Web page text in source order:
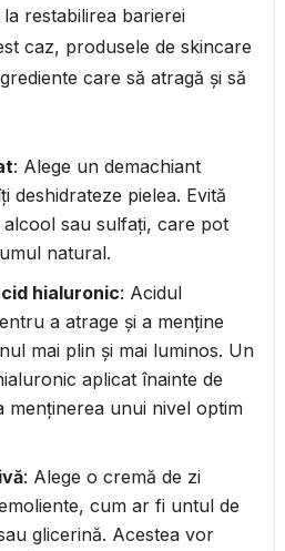
restabilirea barierei
caz, produsele de skincare
care să atragă și să
: Alege un demachiant
deshidrateze pielea. Evită
sau sulfați, care pot
natural.
hialuronic: Acidul
a atrage și a menține
mai plin și mai luminos. Un
aplicat înainte de
menținerea unui nivel optim
: Alege o cremă de zi
cum ar fi untul de
glicerină. Acestea vor